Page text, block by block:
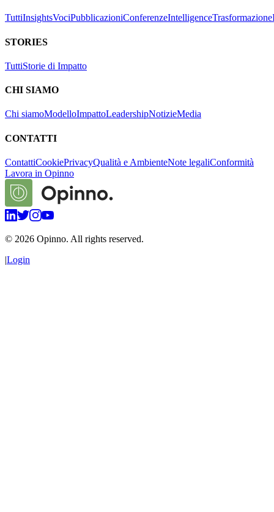
TuttiInsightsVociPubblicazioniConferenzeIntelligenceTrasformazione
STORIES
TuttiStorie di Impatto
CHI SIAMO
Chi siamoModelloImpattoLeadershipNotizieMedia
CONTATTI
ContattiCookiePrivacyQualità e AmbienteNote legaliConformità
Lavora in Opinno
© 2026 Opinno. All rights reserved.
|Login